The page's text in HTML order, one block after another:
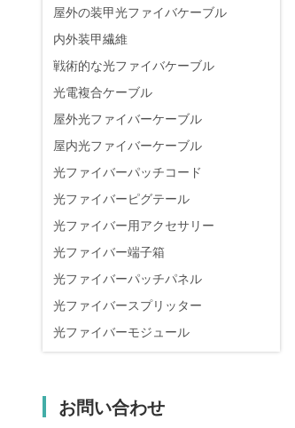
屋外の装甲光ファイバケーブル
内外装甲繊維
戦術的な光ファイバケーブル
光電複合ケーブル
屋外光ファイバーケーブル
屋内光ファイバーケーブル
光ファイバーパッチコード
光ファイバーピグテール
光ファイバー用アクセサリー
光ファイバー端子箱
光ファイバーパッチパネル
光ファイバースプリッター
光ファイバーモジュール
お問い合わせ